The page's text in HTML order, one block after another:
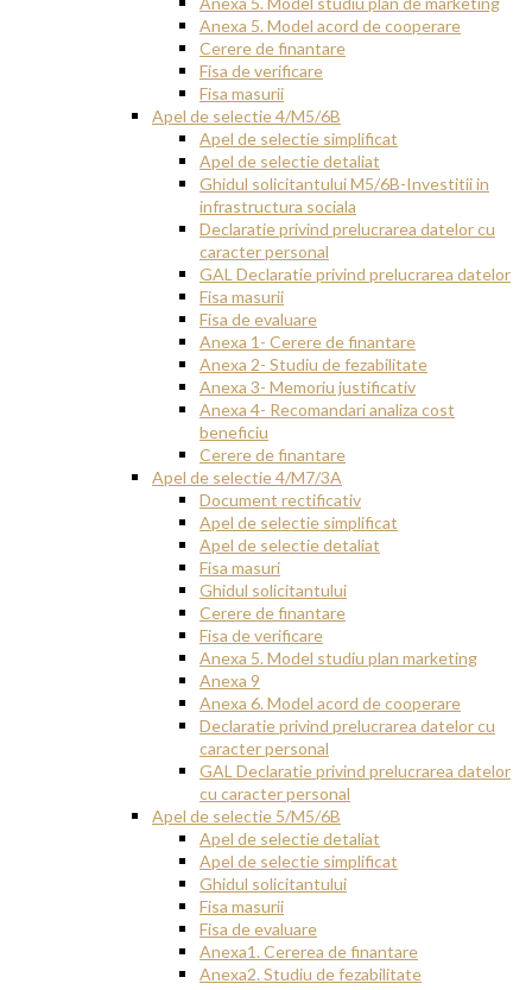
Anexa 5. Model acord de cooperare
Cerere de finantare
Fisa de verificare
Fisa masurii
Apel de selectie 4/M5/6B
Apel de selectie simplificat
Apel de selectie detaliat
Ghidul solicitantului M5/6B-Investitii in
infrastructura sociala
Declaratie privind prelucrarea datelor cu
caracter personal
GAL Declaratie privind prelucrarea datelor
Fisa masurii
Fisa de evaluare
Anexa 1- Cerere de finantare
Anexa 2- Studiu de fezabilitate
Anexa 3- Memoriu justificativ
Anexa 4- Recomandari analiza cost
beneficiu
Cerere de finantare
Apel de selectie 4/M7/3A
Document rectificativ
Apel de selectie simplificat
Apel de selectie detaliat
Fisa masuri
Ghidul solicitantului
Cerere de finantare
Fisa de verificare
Anexa 5. Model studiu plan marketing
Anexa 9
Anexa 6. Model acord de cooperare
Declaratie privind prelucrarea datelor cu
caracter personal
GAL Declaratie privind prelucrarea datelor
cu caracter personal
Apel de selectie 5/M5/6B
Apel de selectie detaliat
Apel de selectie simplificat
Ghidul solicitantului
Fisa masurii
Fisa de evaluare
Anexa1. Cererea de finantare
Anexa2. Studiu de fezabilitate